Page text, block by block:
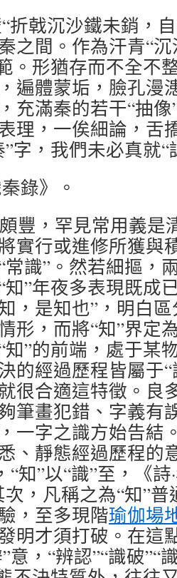
折戟沉沙鐵未銷，
之間。作為汗青“沉
。形猶存而不全不
遍體蒙垢，臉孔漫
充滿秦的若干“抽像
理，一俟細論，舌
字，我們未必真就“
錄》。
豐，罕見常用義是
實行或進修所獲與
常識”。然若細摳，
”年夜多表現既成
，是知也”，明白
形，而將“知”界定
知”的前端，處于某
的經過歷程皆屬于
很合適這特徵。良
筆畫犯錯、字義有
一字之識方始告結
、靜態經過歷程的
“知”以“識”至，《
，凡稱之為“知”
，至多現階瑜伽場
明才須打破。在這
意，“辨認”“識破”“